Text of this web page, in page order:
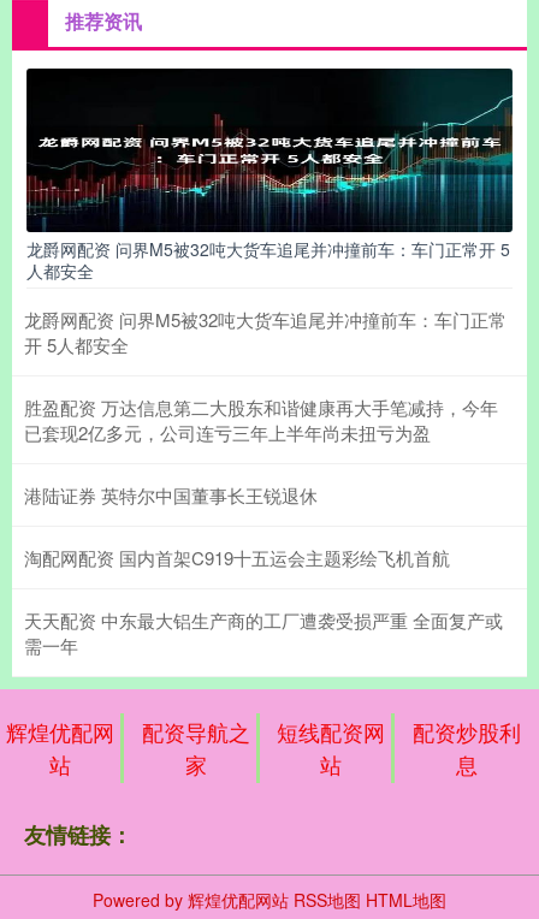
推荐资讯
龙爵网配资 问界M5被32吨大货车追尾并冲撞前车：车门正常开 5
人都安全
龙爵网配资 问界M5被32吨大货车追尾并冲撞前车：车门正常
开 5人都安全
胜盈配资 万达信息第二大股东和谐健康再大手笔减持，今年
已套现2亿多元，公司连亏三年上半年尚未扭亏为盈
港陆证券 英特尔中国董事长王锐退休
淘配网配资 国内首架C919十五运会主题彩绘飞机首航
天天配资 中东最大铝生产商的工厂遭袭受损严重 全面复产或
需一年
辉煌优配网
站
配资导航之
家
短线配资网
站
配资炒股利
息
友情链接：
Powered by 辉煌优配网站 RSS地图 HTML地图